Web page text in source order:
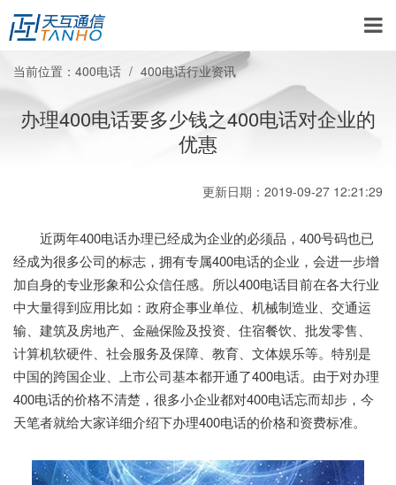
当前位置： 400电话 400电话行业资讯
办理400电话要多少钱之400电话对企业的
优惠
更新日期：2019-09-27 12:21:29
近两年400电话办理已经成为企业的必须品，400号码也已
经成为很多公司的标志，拥有专属400电话的企业，会进一步增
加自身的专业形象和公众信任感。所以400电话目前在各大行业
中大量得到应用比如：政府企事业单位、机械制造业、交通运
输、建筑及房地产、金融保险及投资、住宿餐饮、批发零售、
计算机软硬件、社会服务及保障、教育、文体娱乐等。特别是
中国的跨国企业、上市公司基本都开通了400电话。由于对办理
400电话的价格不清楚，很多小企业都对400电话忘而却步，今
天笔者就给大家详细介绍下办理400电话的价格和资费标准。